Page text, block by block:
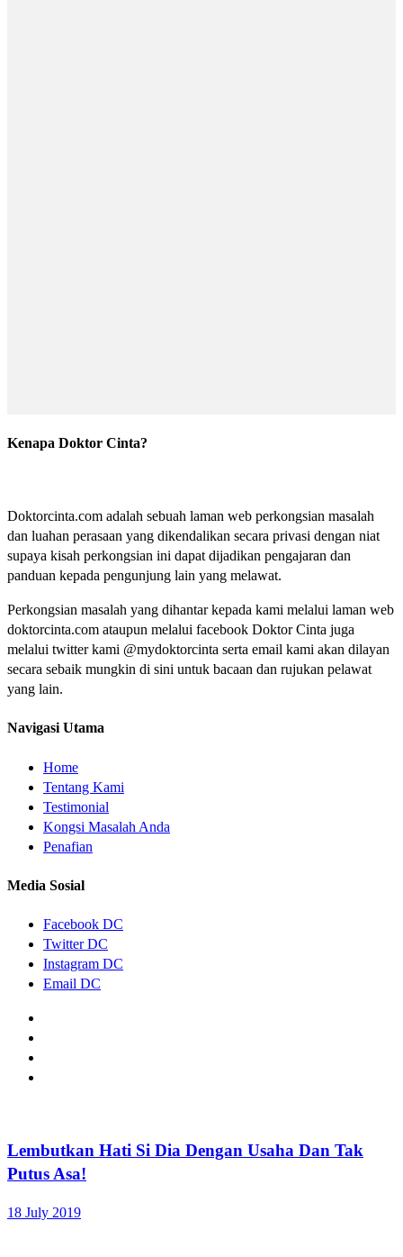
Kenapa Doktor Cinta?
Doktorcinta.com adalah sebuah laman web perkongsian masalah
dan luahan perasaan yang dikendalikan secara privasi dengan niat
supaya kisah perkongsian ini dapat dijadikan pengajaran dan
panduan kepada pengunjung lain yang melawat.
Perkongsian masalah yang dihantar kepada kami melalui laman web
doktorcinta.com ataupun melalui facebook Doktor Cinta juga
melalui twitter kami @mydoktorcinta serta email kami akan dilayan
secara sebaik mungkin di sini untuk bacaan dan rujukan pelawat
yang lain.
Navigasi Utama
Home
Tentang Kami
Testimonial
Kongsi Masalah Anda
Penafian
Media Sosial
Facebook DC
Twitter DC
Instagram DC
Email DC
Lembutkan Hati Si Dia Dengan Usaha Dan Tak
Putus Asa!
18 July 2019